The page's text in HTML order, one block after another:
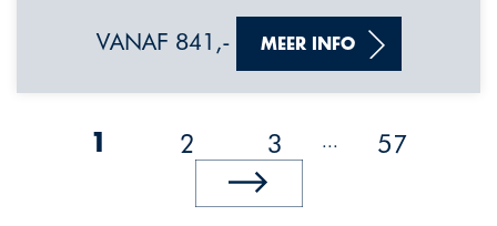
VANAF 841,- MEER INFO
1 2 3 ... 57